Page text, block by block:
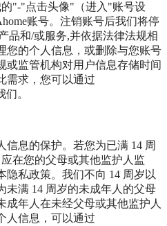
"-"点击头像"（进入"账号设
账号。注销账号后我们将停
品和/或服务,并依据法律法规相
您的个人信息，或删除与您账号
或监管机构对用户信息存储时间
需求，您可以通过
们。
息的保护。若您为已满 14 周
在您的⽗⺟或其他监护⼈监
隐私政策。我们不向 14 周岁以
未满 14 周岁的未成年⼈的⽗⺟
成年⼈在未经⽗⺟或其他监护⼈
⼈信息，可以通过